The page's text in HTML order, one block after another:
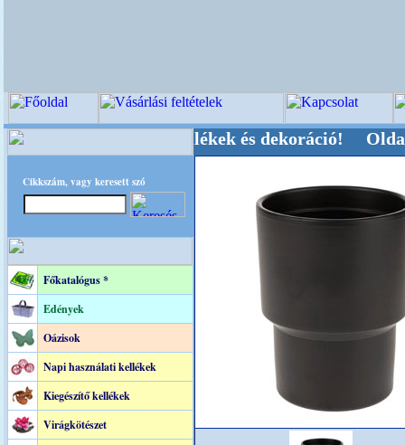
Cikkszám, vagy keresett szó
Főkatalógus *
Edények
Oázisok
Napi használati kellékek
Kiegészítő kellékek
Virágkötészet
Kegyeleti-kellékek és dekoráció! Oldalunkat